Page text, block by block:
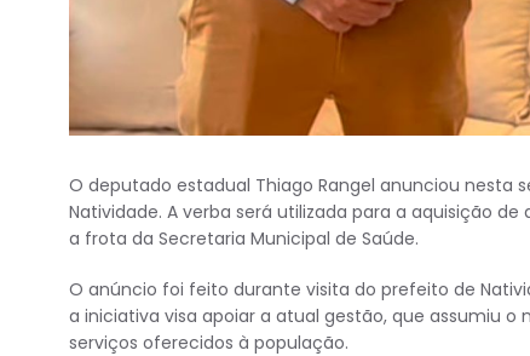
O deputado estadual Thiago Rangel anunciou
Natividade. A verba será utilizada para a aquisição
a frota da Secretaria Municipal de Saúde.
O anúncio foi feito durante visita do prefeito de
a iniciativa visa apoiar a atual gestão, que assumiu
serviços oferecidos à população.